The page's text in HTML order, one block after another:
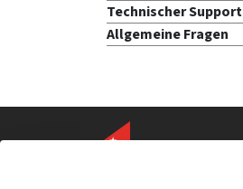
Technischer Support
Allgemeine Fragen